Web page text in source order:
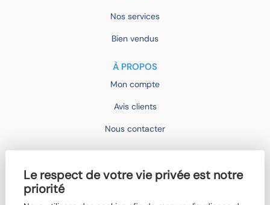
Le respect de votre vie privée est notre
priorité
Nos services
Bien vendus
À PROPOS
Mon compte
Avis clients
Nous contacter
Devenir mandataire